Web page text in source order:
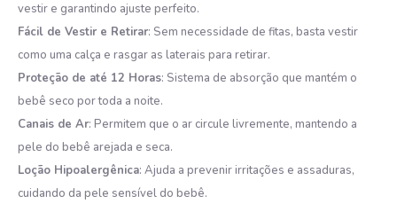
vestir e garantindo ajuste perfeito.​
Fácil de Vestir e Retirar: Sem necessidade de fitas, basta vestir
como uma calça e rasgar as laterais para retirar.​
Proteção de até 12 Horas: Sistema de absorção que mantém o
bebê seco por toda a noite.​
Canais de Ar: Permitem que o ar circule livremente, mantendo a
pele do bebê arejada e seca.​
Loção Hipoalergênica: Ajuda a prevenir irritações e assaduras,
cuidando da pele sensível do bebê.​